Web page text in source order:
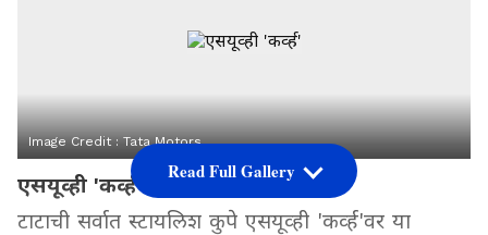
Image Credit :Tata Motors
एसयूव्ही 'कर्व्ह'
टाटाची सर्वात स्टायलिश कुपे एसयूव्ही 'कर्व्ह'वर या
Read Full Gallery